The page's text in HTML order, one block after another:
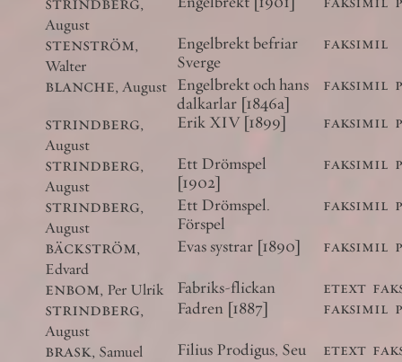
August
stenström,
Walter
Engelbrekt befriar
Sverge
faksimil
blanche,August Engelbrekt och hans
dalkarlar [1846a]
faksimil
strindberg,
August
Erik XIV [1899] faksimil
strindberg,
August
Ett Drömspel
[1902]
faksimil
strindberg,
August
Ett Drömspel.
Förspel
faksimil
bäckström,
Edvard
Evas systrar [1890] faksimil
enbom, Per Ulrik Fabriks-flickan etext
strindberg,
August
Fadren [1887] faksimil
brask, Samuel
Filius Prodigus, Seu
etext